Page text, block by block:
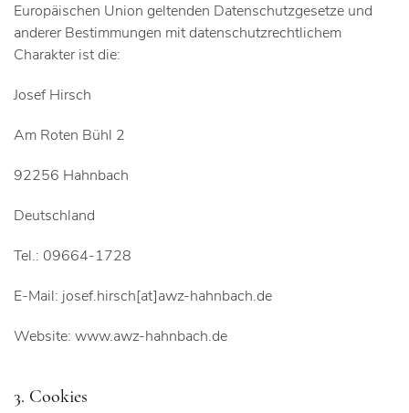
Europäischen Union geltenden Datenschutzgesetze und
anderer Bestimmungen mit datenschutzrechtlichem
Charakter ist die:
Josef Hirsch
Am Roten Bühl 2
92256 Hahnbach
Deutschland
Tel.: 09664-1728
E-Mail: josef.hirsch[at]awz-hahnbach.de
Website: www.awz-hahnbach.de
3. Cookies